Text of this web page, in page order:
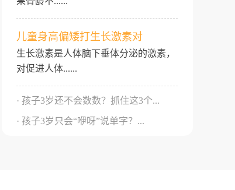
儿童身高偏矮打生长激素对
生长激素是人体脑下垂体分泌的激素，
对促进人体......
· 孩子3岁还不会数数？抓住这3个...
· 孩子3岁只会“咿呀”说单字？...